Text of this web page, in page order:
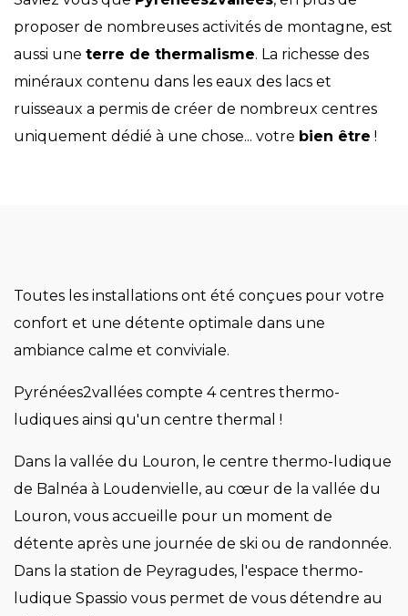
proposer de nombreuses activités de montagne, est
aussi une terre de thermalisme. La richesse des
minéraux contenu dans les eaux des lacs et
ruisseaux a permis de créer de nombreux centres
uniquement dédié à une chose... votre bien être !
Toutes les installations ont été conçues pour votre
confort et une détente optimale dans une
ambiance calme et conviviale.
Pyrénées2vallées compte 4 centres thermo-
ludiques ainsi qu'un centre thermal !
Dans la vallée du Louron, le centre thermo-ludique
de Balnéa à Loudenvielle, au cœur de la vallée du
Louron, vous accueille pour un moment de
détente après une journée de ski ou de randonnée.
Dans la station de Peyragudes, l'espace thermo-
ludique Spassio vous permet de vous détendre au